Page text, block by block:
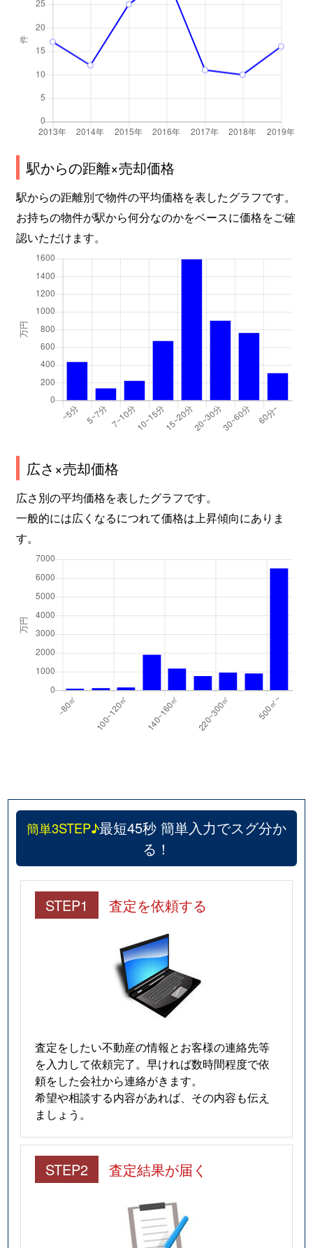
駅からの距離×売却価格
駅からの距離別で物件の平均価格を表したグラフです。
お持ちの物件が駅から何分なのかをベースに価格をご確
認いただけます。
広さ×売却価格
広さ別の平均価格を表したグラフです。
一般的には広くなるにつれて価格は上昇傾向にありま
す。
簡単3STEP♪最短45秒 簡単入力でスグ分か
る！
STEP1 査定を依頼する
査定をしたい不動産の情報とお客様の連絡先等
を入力して依頼完了。早ければ数時間程度で依
頼をした会社から連絡がきます。
希望や相談する内容があれば、その内容も伝え
ましょう。
STEP2 査定結果が届く